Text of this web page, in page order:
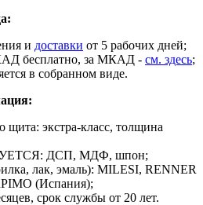
и доставки от 5 рабочих дней;
бесплатно, за МКАД - см. здесь;
в собранном виде.
щита: экстра-класс, толщина
ДСП, МДФ, шпон;
лак, эмаль): MILESI, RENNER
(Испания);
срок службы от 20 лет.